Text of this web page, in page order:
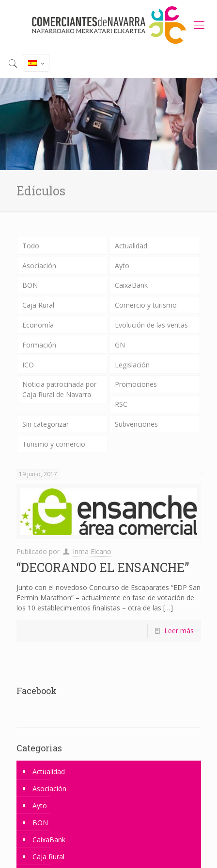
Edículos
Todo Actualidad
Asociación Ayto
BON CaixaBank
Caja Rural Comercio y turismo
Economía Evolución de las ventas
Formación GN
ICO Legislación
Noticia patrocinada por
Caja Rural de Navarra
Promociones
RSC
Sin categorizar Subvenciones
Turismo y comercio
19 junio, 2017
Publicado por Inma Elcano
“DECORANDO EL ENSANCHE”
Junto con el novedoso Concurso de Escaparates “EDP San
Fermín Marathon” – actualmente en fase de votación de
los 10 establecimientos finalistas – otra de las […]
Leer más
Facebook
Categorias
Actualidad
Asociación
Ayto
BON
CaixaBank
Caja Rural